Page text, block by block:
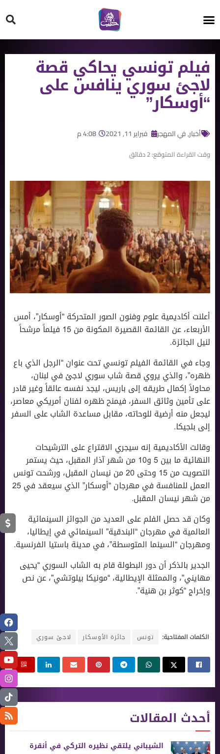
فيلم تونسي يحاكي قصة
لاجئ سوري ينافس على
“أوسكار”
أخبار,في المهجر فبراير 11, 2021 4:08 م
وقت القراءة المتوقع:2دقائق
أعلنت أكاديمية علوم وفنون الصور المتحركة “أوسكار”، أمس
الأربعاء، عن القائمة القصيرة المكونة من 15 فيلماً مرشحاً
لنيل الجائزة.
وجاء في القائمة الفيلم تونسي تحت عنوان “الرجل الذي باع
ظهره”، والذي يروي قصة شاب سوري لاجئ في لبنان،
محاولاً إكمال طريقه إلى باريس، ليجد نفسه عالقاً وغير قادر
على تأمين وثائق السفر، فيمنح ظهره لفنان أمريكي معاصر،
ليجعل منه أرضية للوحاته، مقابل مساعدة الشاب على السفر
إلى بلجيكا.
وقالت الأكاديمية إنه سيجري الاقتراع على الترشيحات
النهائية ما بين 5 و10 من شهر آذار المقبل، حيث يستمر
التصويت من 15 وحتى 20 من نيسان المقبل، ورشحت تونس
العمل للمنافسة في مهرجان “أوسكار” الذي سيعقد في 25
من شهر نيسان المقبل.
وكان قد حصل الفلم على العديد من الجوائز السينمائية
العالمية في مهرجان “البندقية” السينمائي في إيطاليا،
ومهرجان “السينما المتوسطة”، في مدينة باستيا الفرنسية.
الجدير بالذكر أن دور البطولة قام به الشاب السوري “يحيى
مهايني”، والممثلة الإيطالية، “مونيكا بيلوتشي”، عن نص
وإخراج “كوثر بن هنية”.
الكلمات المفتاحية: تونس جائزة الأوسكار لاجئ سوري
أحدث المقالات
الشيباني يلتقي نظيره التركي في أنقرة